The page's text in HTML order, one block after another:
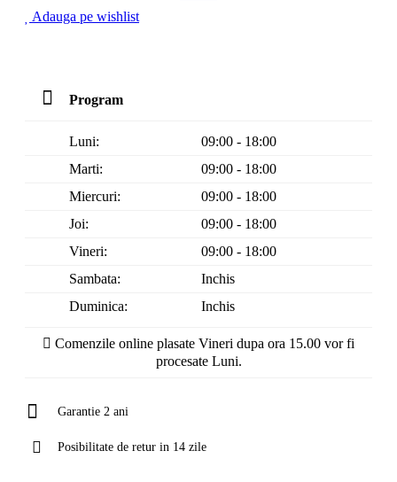
Adauga pe wishlist
Program
Luni:
09:00 - 18:00
Marti:
09:00 - 18:00
Miercuri:
09:00 - 18:00
Joi:
09:00 - 18:00
Vineri:
09:00 - 18:00
Sambata:
Inchis
Duminica:
Inchis
Comenzile online plasate Vineri dupa ora 15.00 vor fi
procesate Luni.
Garantie 2 ani
Posibilitate de retur in 14 zile